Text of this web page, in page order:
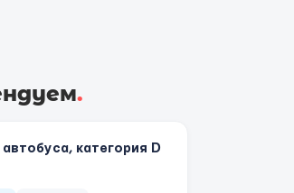
.
категория D